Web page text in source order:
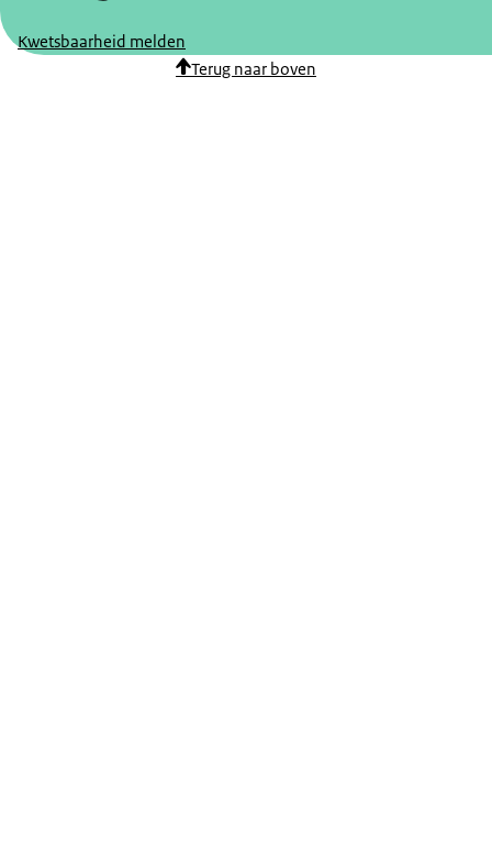
Kwetsbaarheid melden
Terug naar boven